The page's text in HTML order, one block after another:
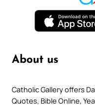
About us
Catholic Gallery offers
Quotes, Bible Online,